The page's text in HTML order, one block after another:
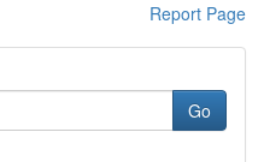
Report Page
Go